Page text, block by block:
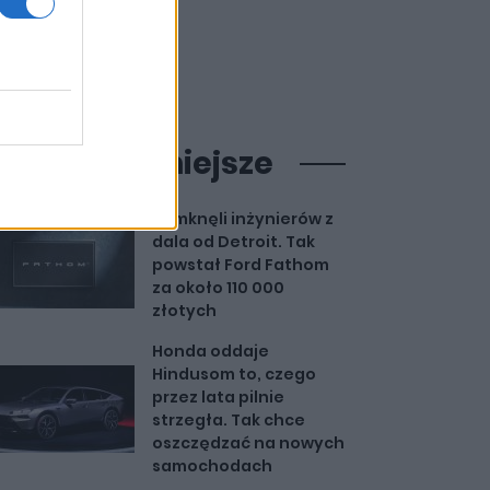
Najpopularniejsze
Zamknęli inżynierów z
dala od Detroit. Tak
powstał Ford Fathom
za około 110 000
złotych
Honda oddaje
Hindusom to, czego
przez lata pilnie
strzegła. Tak chce
oszczędzać na nowych
samochodach